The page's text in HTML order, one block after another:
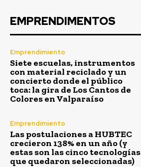
EMPRENDIMENTOS
Emprendimiento
Siete escuelas, instrumentos
con material reciclado y un
concierto donde el público
toca: la gira de Los Cantos de
Colores en Valparaíso
Emprendimiento
Las postulaciones a HUBTEC
crecieron 138% en un año (y
estas son las cinco tecnologías
que quedaron seleccionadas)